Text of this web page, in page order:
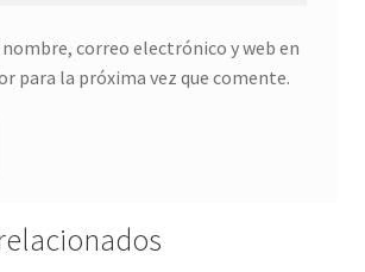
nombre, correo electrónico y web en
para la próxima vez que comente.